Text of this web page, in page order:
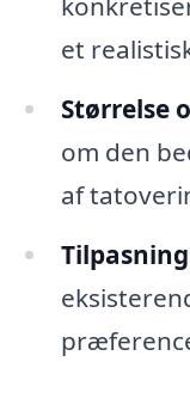
et
Størrelse
om den
af